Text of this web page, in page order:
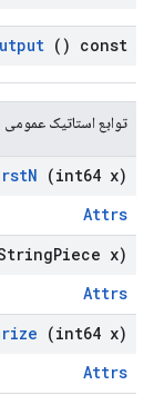
() const
توابع استاتیک عمومی
N (int64 x)
Attrs
Piece x)
Attrs
(int64 x)
Attrs